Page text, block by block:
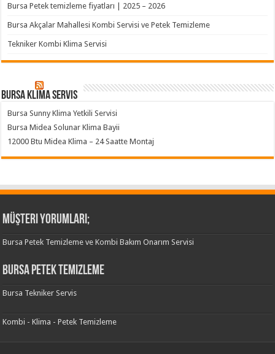
Bursa Petek temizleme fiyatları | 2025 – 2026
Bursa Akçalar Mahallesi Kombi Servisi ve Petek Temizleme
Tekniker Kombi Klima Servisi
Bursa klima servis
Bursa Sunny Klima Yetkili Servisi
Bursa Midea Solunar Klima Bayii
12000 Btu Midea Klima – 24 Saatte Montaj
Müşteri Yorumları;
Bursa Petek Temizleme ve Kombi Bakım Onarım Servisi
Bursa Petek Temizleme
Bursa Tekniker Servis
Kombi - Klima - Petek Temizleme